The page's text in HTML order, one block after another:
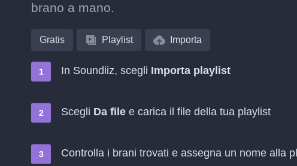
brano a mano.
Gratis Playlist Importa
In Soundiiz, scegli Importa playlist
Scegli Da file e carica il file della tua playlist
Controlla i brani trovati e assegna un nome alla